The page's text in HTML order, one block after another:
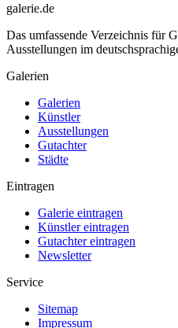
galerie.de
Das umfassende Verzeichnis für
Ausstellungen im
Galerien
Galerien
Künstler
Ausstellungen
Gutachter
Städte
Eintragen
Galerie eintragen
Künstler eintragen
Gutachter eintragen
Newsletter
Service
Sitemap
Impressum